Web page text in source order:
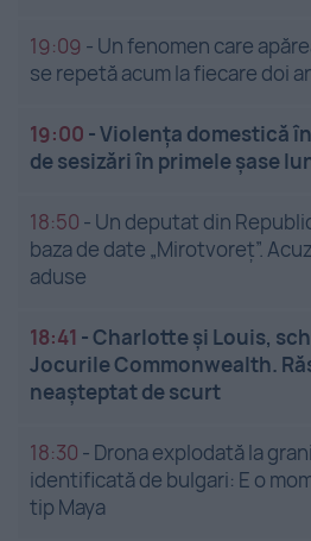
19:09 - Un fenomen care
se repetă acum la fiecare doi
19:00 -Violența domestică
de sesizări în primele șase
18:50 - Un deputat din
baza de date „Mirotvoreț”.
aduse
18:41 -Charlotte și Louis,
Jocurile Commonwealth.
neașteptat de scurt
18:30 - Drona explodată la
identificată de bulgari: E o
tip Maya